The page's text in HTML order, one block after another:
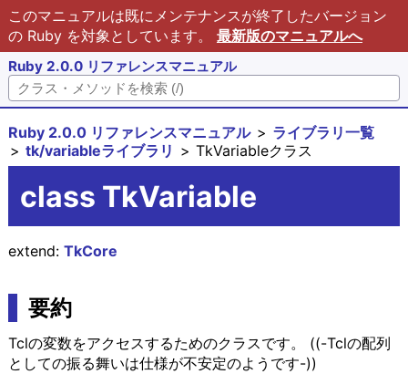
このマニュアルは既にメンテナンスが終了したバージョン
の Ruby を対象としています。 最新版のマニュアルへ
Ruby 2.0.0 リファレンスマニュアル
Ruby 2.0.0 リファレンスマニュアル
ライブラリ一覧
tk/variableライブラリ
TkVariableクラス
class TkVariable
extend: TkCore
要約
Tclの変数をアクセスするためのクラスです。 ((-Tclの配列
としての振る舞いは仕様が不安定のようです-))